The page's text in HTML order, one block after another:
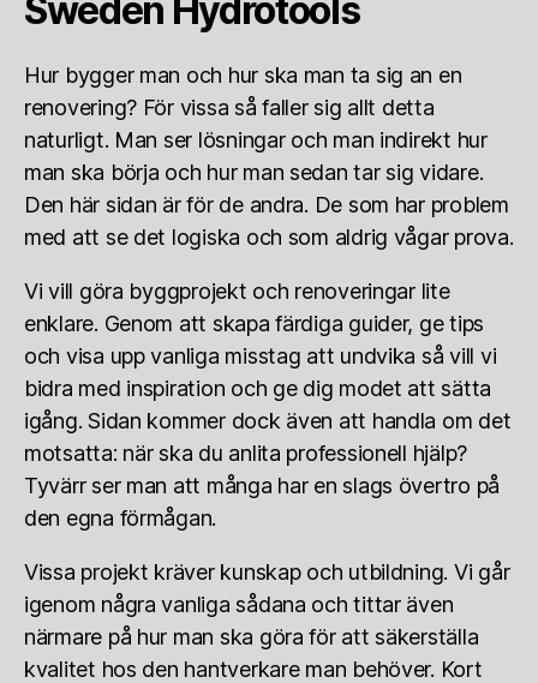
Sweden Hydrotools
Hur bygger man och hur ska man ta sig an en
renovering? För vissa så faller sig allt detta
naturligt. Man ser lösningar och man indirekt hur
man ska börja och hur man sedan tar sig vidare.
Den här sidan är för de andra. De som har problem
med att se det logiska och som aldrig vågar prova.
Vi vill göra byggprojekt och renoveringar lite
enklare. Genom att skapa färdiga guider, ge tips
och visa upp vanliga misstag att undvika så vill vi
bidra med inspiration och ge dig modet att sätta
igång. Sidan kommer dock även att handla om det
motsatta: när ska du anlita professionell hjälp?
Tyvärr ser man att många har en slags övertro på
den egna förmågan.
Vissa projekt kräver kunskap och utbildning. Vi går
igenom några vanliga sådana och tittar även
närmare på hur man ska göra för att säkerställa
kvalitet hos den hantverkare man behöver. Kort